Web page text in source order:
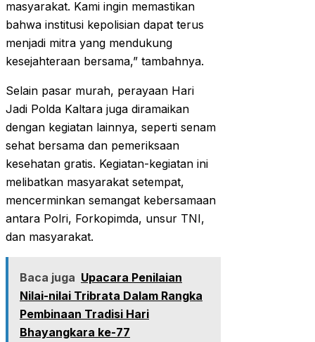
masyarakat. Kami ingin memastikan
bahwa institusi kepolisian dapat terus
menjadi mitra yang mendukung
kesejahteraan bersama,” tambahnya.
Selain pasar murah, perayaan Hari
Jadi Polda Kaltara juga diramaikan
dengan kegiatan lainnya, seperti senam
sehat bersama dan pemeriksaan
kesehatan gratis. Kegiatan-kegiatan ini
melibatkan masyarakat setempat,
mencerminkan semangat kebersamaan
antara Polri, Forkopimda, unsur TNI,
dan masyarakat.
Baca juga Upacara Penilaian
Nilai-nilai Tribrata Dalam Rangka
Pembinaan Tradisi Hari
Bhayangkara ke-77